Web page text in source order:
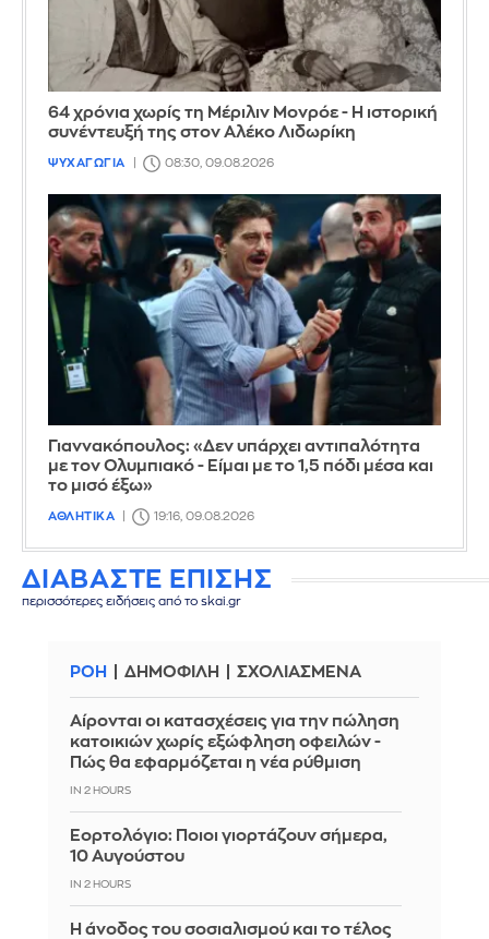
64 χρόνια χωρίς τη Μέριλιν Μονρόε - Η ιστορική
συνέντευξή της στον Αλέκο Λιδωρίκη
ΨΥΧΑΓΩΓΙΑ 08:30, 09.08.2026
Γιαννακόπουλος: «Δεν υπάρχει αντιπαλότητα
με τον Ολυμπιακό - Είμαι με το 1,5 πόδι μέσα και
το μισό έξω»
ΑΘΛΗΤΙΚΑ 19:16, 09.08.2026
ΔΙΑΒΑΣΤΕ ΕΠΙΣΗΣ
περισσότερες ειδήσεις από το skai.gr
ΡΟΗ ΔΗΜΟΦΙΛΗ ΣΧΟΛΙΑΣΜΕΝΑ
Αίρονται οι κατασχέσεις για την πώληση
κατοικιών χωρίς εξώφληση οφειλών -
Πώς θα εφαρμόζεται η νέα ρύθμιση
IN 2 HOURS
Εορτολόγιο: Ποιοι γιορτάζουν σήμερα,
10 Αυγούστου
IN 2 HOURS
Η άνοδος του σοσιαλισμού και το τέλος